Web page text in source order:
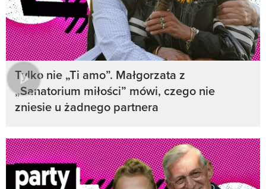
Tylko nie „Ti amo”. Małgorzata z
„Sanatorium miłości” mówi, czego nie
zniesie u żadnego partnera